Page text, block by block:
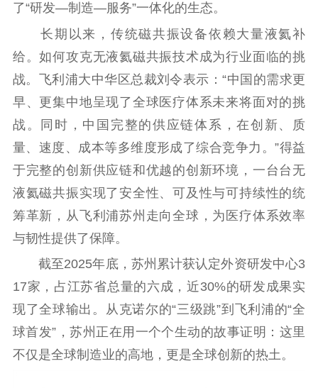
了“研发—制造—服务”一体化的生态。
长期以来，传统磁共振设备依赖大量液氦补
给。如何攻克无液氦磁共振技术成为行业面临的挑
战。飞利浦大中华区总裁刘令表示：“中国的需求更
早、更集中地呈现了全球医疗体系未来将面对的挑
战。同时，中国完整的供应链体系，在创新、质
量、速度、成本等多维度形成了综合竞争力。”得益
于完整的创新供应链和优越的创新环境，一台台无
液氦磁共振实现了安全性、可及性与可持续性的统
筹革新，从飞利浦苏州走向全球，为医疗体系效率
与韧性提供了保障。
截至2025年底，苏州累计获认定外资研发中心3
17家，占江苏省总量的六成，近30%的研发成果实
现了全球输出。从克诺尔的“三级跳”到飞利浦的“全
球首发”，苏州正在用一个个生动的故事证明：这里
不仅是全球制造业的高地，更是全球创新的热土。